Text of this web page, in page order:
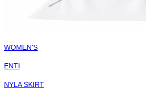
WOMEN'S
ENTI
NYLA SKIRT